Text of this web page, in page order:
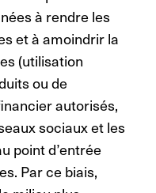
à rendre les
et à amoindrir la
(utilisation
ou de
autorisés,
sociaux et les
point d’entrée
Par ce biais,